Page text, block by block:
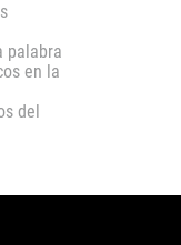
palabra
en la
del